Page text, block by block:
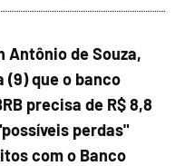
Antônio de Souza,
que o banco
precisa de R$ 8,8
perdas"
com o Banco